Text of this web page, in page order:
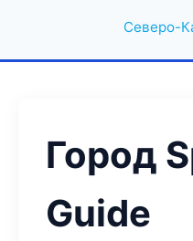
Северо-
Город
Guide